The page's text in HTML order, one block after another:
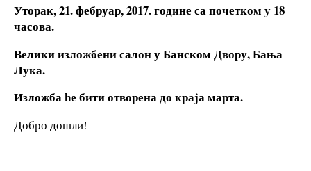
Уторак, 21. фебруар, 2017. године са почетком у 18
часова.
Велики изложбени салон у Банском Двору, Бања
Лука.
Изложба ће бити отворена до краја марта.
Добро дошли!